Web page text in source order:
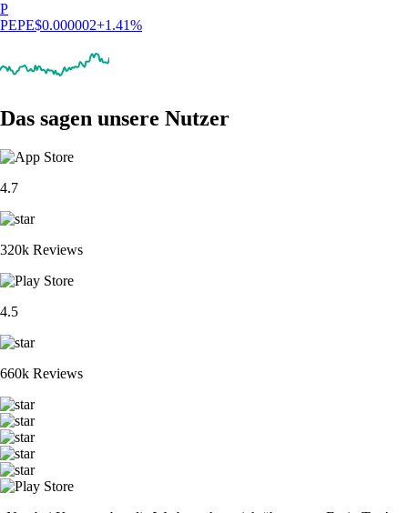
P
PEPE$0.000002+1.41%
Das sagen unsere Nutzer
4.7
320k Reviews
4.5
660k Reviews